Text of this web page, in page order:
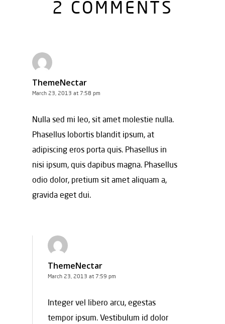
2 COMMENTS
ThemeNectar
March 23, 2013 at 7:58 pm
Nulla sed mi leo, sit amet molestie nulla.
Phasellus lobortis blandit ipsum, at
adipiscing eros porta quis. Phasellus in
nisi ipsum, quis dapibus magna. Phasellus
odio dolor, pretium sit amet aliquam a,
gravida eget dui.
ThemeNectar
March 23, 2013 at 7:59 pm
Integer vel libero arcu, egestas
tempor ipsum. Vestibulum id dolor